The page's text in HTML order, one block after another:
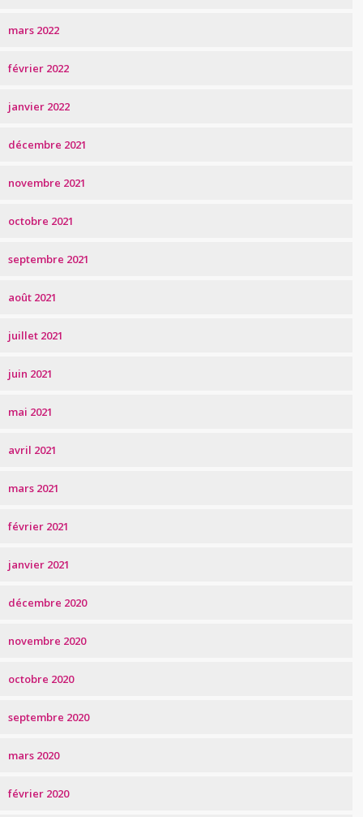
mars 2022
février 2022
janvier 2022
décembre 2021
novembre 2021
octobre 2021
septembre 2021
août 2021
juillet 2021
juin 2021
mai 2021
avril 2021
mars 2021
février 2021
janvier 2021
décembre 2020
novembre 2020
octobre 2020
septembre 2020
mars 2020
février 2020